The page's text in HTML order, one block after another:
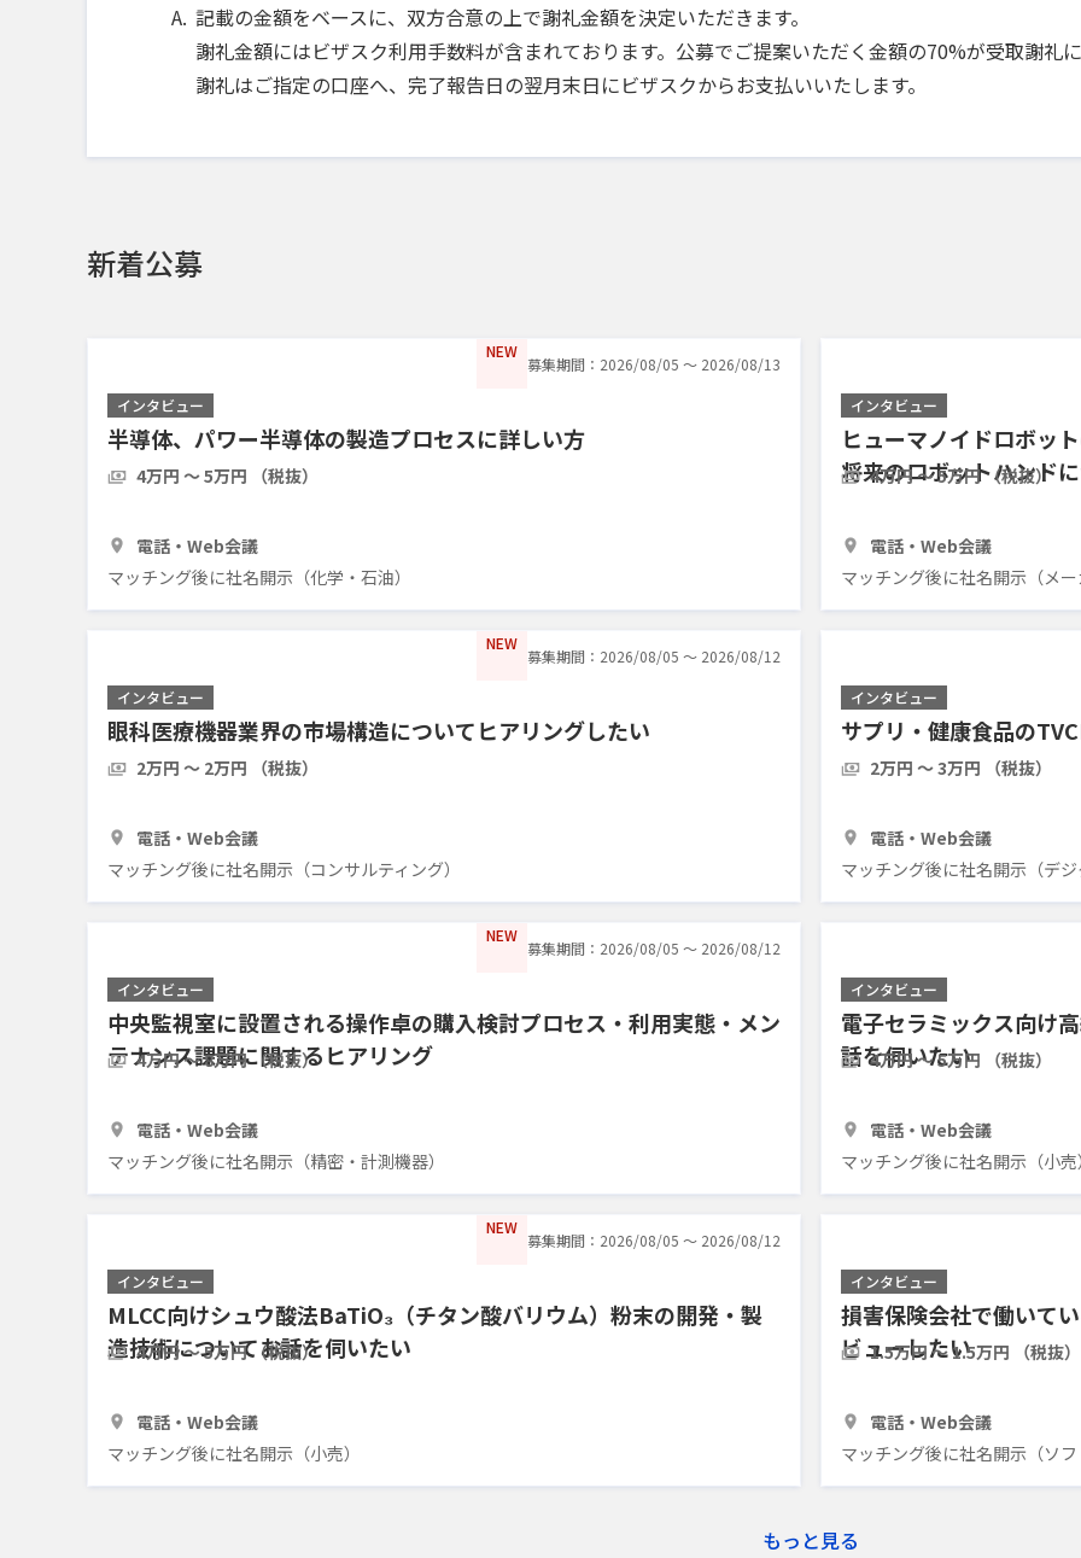
記載の金額をベースに、双方合意の上で謝礼金額を決定いただきます。
謝礼金額にはビザスク利用手数料が含まれております。公募でご提案いただく金額の70%が受取謝礼に
謝礼はご指定の口座へ、完了報告日の翌月末日にビザスクからお支払いいたします。
新着公募
NEW
募集期間：2026/08/05 〜 2026/08/13
インタビュー
半導体、パワー半導体の製造プロセスに詳しい方
4万円 〜 5万円 （税抜）
電話・Web会議
マッチング後に社名開示（化学・石油）
インタビュー
ヒューマノイドロボッ
将来のロボットハンド
4万円 〜 5万円 （税抜）
電話・Web会議
マッチング後に社名開示（メー
NEW
募集期間：2026/08/05 〜 2026/08/12
インタビュー
眼科医療機器業界の市場構造についてヒアリングしたい
2万円 〜 2万円 （税抜）
電話・Web会議
マッチング後に社名開示（コンサルティング）
インタビュー
サプリ・健康食品の
2万円 〜 3万円 （税抜）
電話・Web会議
マッチング後に社名開示（デジ
NEW
募集期間：2026/08/05 〜 2026/08/12
インタビュー
中央監視室に設置される操作卓の購入検討プロセス・利用実態・メン
テナンス課題に関するヒアリング
4万円 〜 8万円 （税抜）
電話・Web会議
マッチング後に社名開示（精密・計測機器）
インタビュー
電子セラミックス向け
話を伺いたい
4万円 〜 5万円 （税抜）
電話・Web会議
マッチング後に社名開示（小売）
NEW
募集期間：2026/08/05 〜 2026/08/12
インタビュー
MLCC向けシュウ酸法BaTiO₃（チタン酸バリウム）粉末の開発・製
造技術についてお話を伺いたい
4万円 〜 5万円 （税抜）
電話・Web会議
マッチング後に社名開示（小売）
インタビュー
損害保険会社で働いて
ビューしたい
1.5万円 〜 1.5万円 （税抜）
電話・Web会議
マッチング後に社名開示（ソフ
もっと見る